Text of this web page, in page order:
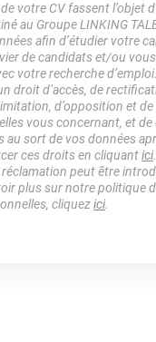
votre CV fassent l’objet
au Groupe LINKING
afin d’étudier votre
de candidats et/ou
votre recherche d’emploi.
droit d’accès, de
d’opposition et
vous concernant, et
au sort de vos données
ces droits en cliquantici
peut être
plus sur notre politique
cliquezici.